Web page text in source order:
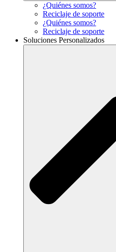
¿Quiénes somos?
Reciclaje de soporte
¿Quiénes somos?
Reciclaje de soporte
Soluciones Personalizados